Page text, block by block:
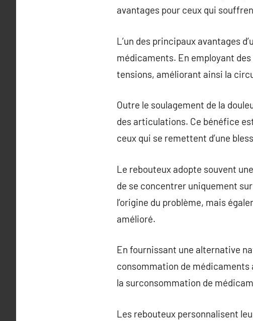
avantages pour ceux qui
L’un des principaux avantages
médicaments. En employant
tensions, améliorant ainsi la
Outre le soulagement de la
des articulations. Ce bénéfice
ceux qui se remettent d’une
Le rebouteux adopte souvent
de se concentrer uniquement
l’origine du problème, mais
amélioré.
En fournissant une alternative
consommation de
la surconsommation de
Les rebouteux personnalisent